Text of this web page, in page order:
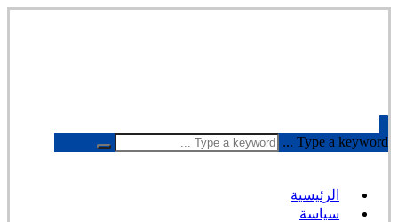
Type a keyword ...
الرئيسية
سياسة